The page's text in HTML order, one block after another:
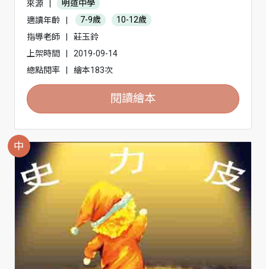
來源
明道中學
適讀年齡
| 7-9歲
10-12歲
指導老師
|
莊玉鈴
上架時間
|
2019-09-14
總點閱率
| 繪本183次
閱讀繪本
中